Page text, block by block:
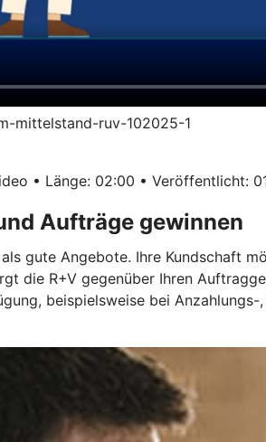
mittelstand-ruv-102025-1
• Länge: 02:00 • Veröffentlicht:
Aufträge gewinnen
gute Angebote. Ihre Kundschaft
die R+V gegenüber Ihren
beispielsweise bei